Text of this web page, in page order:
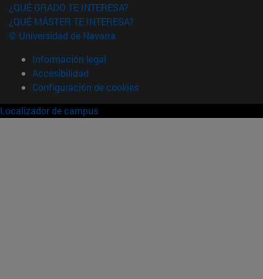
¿QUÉ GRADO TE INTERESA?
¿QUÉ MÁSTER TE INTERESA?
© Universidad de Navarra
Información legal
Accesibilidad
Configuración de cookies
Localizador de campus